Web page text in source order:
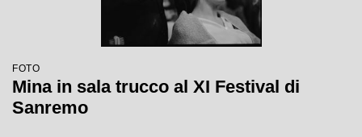
FOTO
Mina in sala trucco al XI Festival di
Sanremo